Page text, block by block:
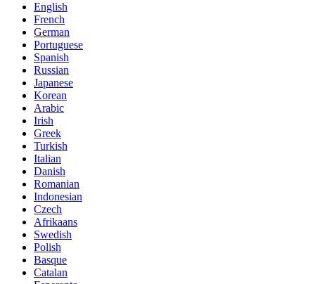
English
French
German
Portuguese
Spanish
Russian
Japanese
Korean
Arabic
Irish
Greek
Turkish
Italian
Danish
Romanian
Indonesian
Czech
Afrikaans
Swedish
Polish
Basque
Catalan